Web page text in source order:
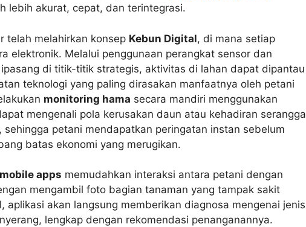
lebih akurat, cepat, dan terintegrasi.
telah melahirkan konsep Kebun Digital, di mana setiap
elektronik. Melalui penggunaan perangkat sensor dan
di titik-titik strategis, aktivitas di lahan dapat dipantau
teknologi yang paling dirasakan manfaatnya oleh petani
monitoring hama secara mandiri menggunakan
mengenali pola kerusakan daun atau kehadiran serangga
petani mendapatkan peringatan instan sebelum
batas ekonomi yang merugikan.
mobile apps memudahkan interaksi antara petani dengan
mengambil foto bagian tanaman yang tampak sakit
aplikasi akan langsung memberikan diagnosa mengenai jenis
lengkap dengan rekomendasi penanganannya.